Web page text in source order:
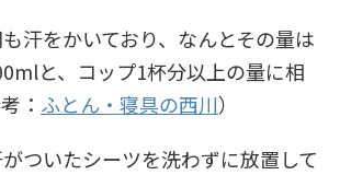
汗をかいており、なんとその量は
と、コップ1杯分以上の量に相
： ふとん・寝具の西川）
ついたシーツを洗わずに放置して